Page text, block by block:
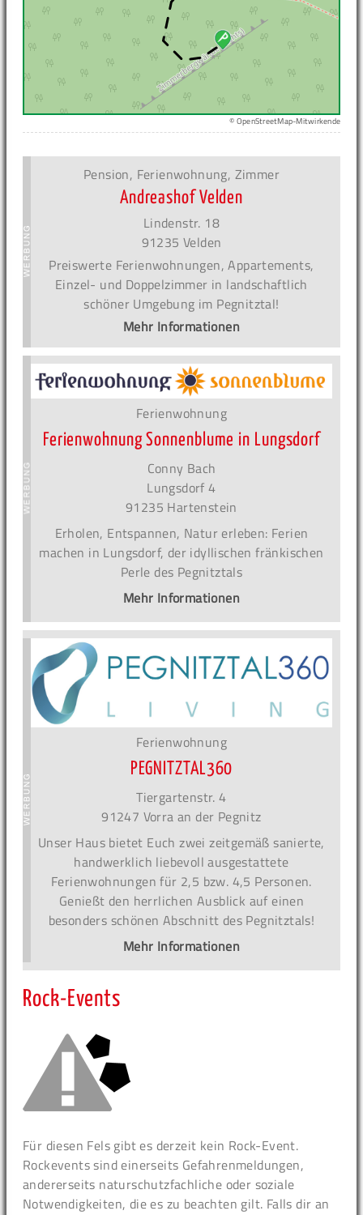
© OpenStreetMap-Mitwirkende
Pension, Ferienwohnung, Zimmer
Andreashof Velden
Lindenstr. 18
91235 Velden
Preiswerte Ferienwohnungen, Appartements,
Einzel- und Doppelzimmer in landschaftlich
schöner Umgebung im Pegnitztal!
Mehr Informationen
Ferienwohnung
Ferienwohnung Sonnenblume in Lungsdorf
Conny Bach
Lungsdorf 4
91235 Hartenstein
Erholen, Entspannen, Natur erleben: Ferien
machen in Lungsdorf, der idyllischen fränkischen
Perle des Pegnitztals
Mehr Informationen
Ferienwohnung
PEGNITZTAL360
Tiergartenstr. 4
91247 Vorra an der Pegnitz
Unser Haus bietet Euch zwei zeitgemäß sanierte,
handwerklich liebevoll ausgestattete
Ferienwohnungen für 2,5 bzw. 4,5 Personen.
Genießt den herrlichen Ausblick auf einen
besonders schönen Abschnitt des Pegnitztals!
Mehr Informationen
Rock-Events
Für diesen Fels gibt es derzeit kein Rock-Event.
Rockevents sind einerseits Gefahrenmeldungen,
andererseits naturschutzfachliche oder soziale
Notwendigkeiten, die es zu beachten gilt. Falls dir an